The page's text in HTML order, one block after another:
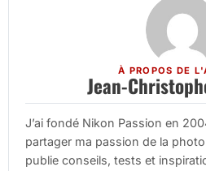
À PROPOS DE
Jean-
J’ai fondé Nikon Passion en
partager ma passion de la
publie conseils, tests et